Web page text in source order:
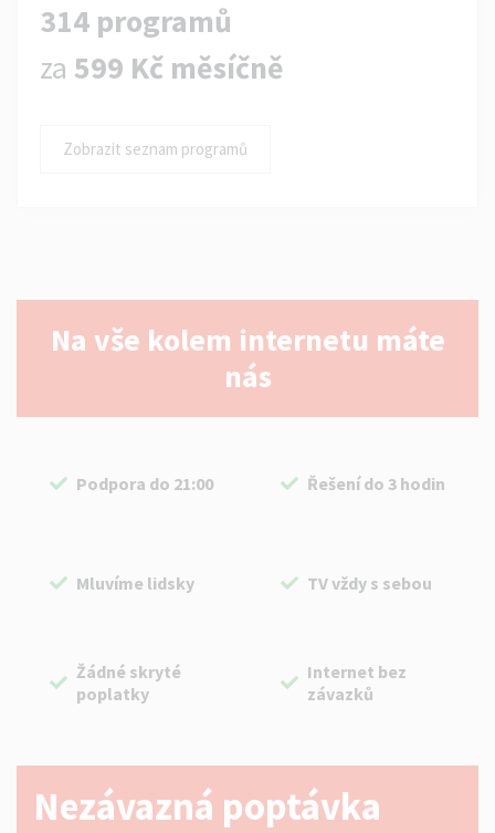
314 programů
za 599 Kč měsíčně
Zobrazit seznam programů
Na vše kolem internetu máte
nás
Podpora do 21:00 Řešení do 3 hodin
Mluvíme lidsky TV vždy s sebou
Žádné skryté
poplatky
Internet bez
závazků
Nezávazná poptávka